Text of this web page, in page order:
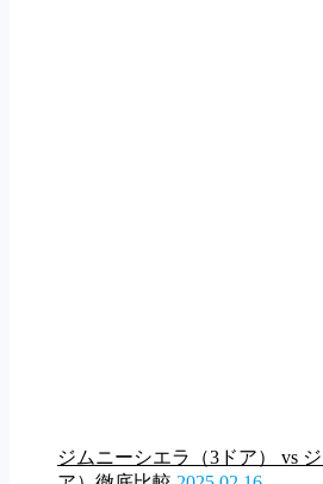
ジムニーシエラ（3ドア） vs